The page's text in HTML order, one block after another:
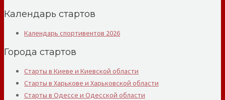
Календарь стартов
Календарь спортивентов 2026
Города стартов
Старты в Киеве и Киевской области
Старты в Харькове и Харьковской области
Старты в Одессе и Одесской области